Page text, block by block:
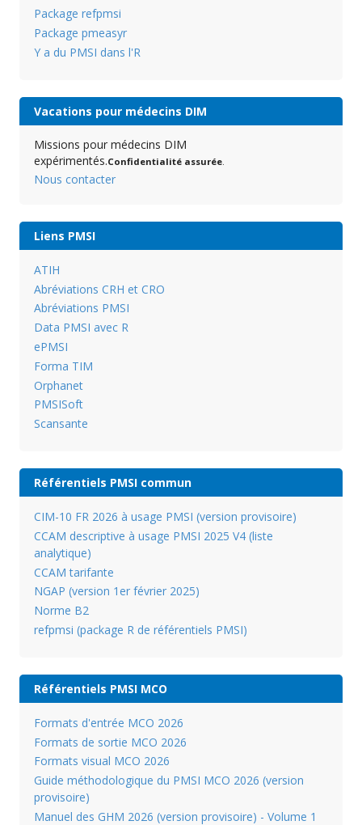
Package refpmsi
Package pmeasyr
Y a du PMSI dans l'R
Vacations pour médecins DIM
Missions pour médecins DIM
expérimentés.Confidentialité assurée.
Nous contacter
Liens PMSI
ATIH
Abréviations CRH et CRO
Abréviations PMSI
Data PMSI avec R
ePMSI
Forma TIM
Orphanet
PMSISoft
Scansante
Référentiels PMSI commun
CIM-10 FR 2026 à usage PMSI (version provisoire)
CCAM descriptive à usage PMSI 2025 V4 (liste
analytique)
CCAM tarifante
NGAP (version 1er février 2025)
Norme B2
refpmsi (package R de référentiels PMSI)
Référentiels PMSI MCO
Formats d'entrée MCO 2026
Formats de sortie MCO 2026
Formats visual MCO 2026
Guide méthodologique du PMSI MCO 2026 (version
provisoire)
Manuel des GHM 2026 (version provisoire) - Volume 1